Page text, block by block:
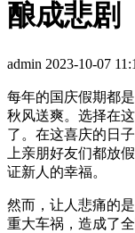
酿成悲剧
admin 2023-10-07
每年的国庆假期都
秋风送爽。选择在
了。在这喜庆的日
上亲朋好友们都放
证新人的幸福。
然而，让人悲痛的
重大车祸，造成了